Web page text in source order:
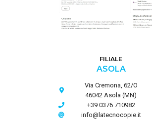
FILIALE
ASOLA
Via Cremona, 62/O
46042 Asola (MN)
+39 0376 710982
info@latecnocopie.it